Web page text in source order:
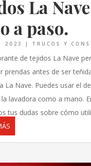
La Nave
a paso.
2023 | TRUCOS Y
de tejidos La Nave
prendas antes de ser
La Nave. Puedes usar el
lavadora como a mano.
tus dudas sobre cómo